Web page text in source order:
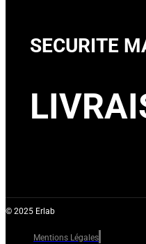
SECURITE
© 2025 Erlab
Mentions Légales